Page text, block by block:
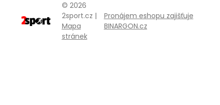
© 2026
2sport.cz |
Mapa
stránek
Pronájem eshopu zajišťuje
BINARGON.cz